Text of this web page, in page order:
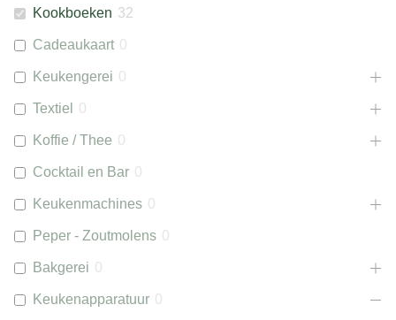
Kookboeken 32
Cadeaukaart 0
Keukengerei 0
Textiel 0
Koffie / Thee 0
Cocktail en Bar 0
Keukenmachines 0
Peper - Zoutmolens 0
Bakgerei 0
Keukenapparatuur 0